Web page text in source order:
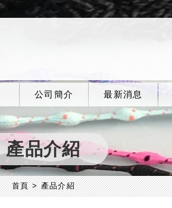
公司簡介 最新消息
產品介紹
首頁 產品介紹